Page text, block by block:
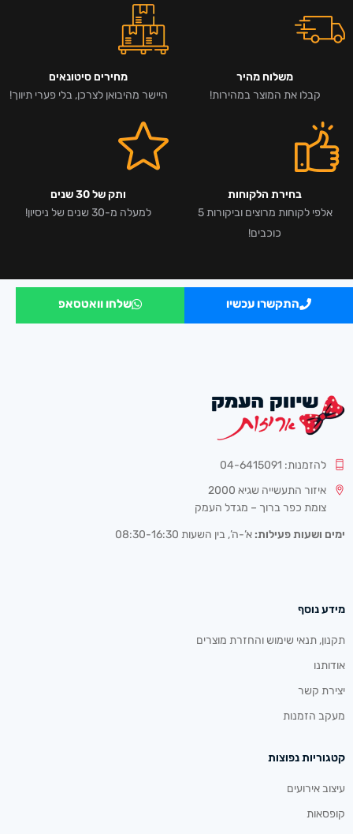
משלוח מהיר
קבלו את המוצר במהירות!
מחירים סיטונאים
היישר מהיבואן לצרכן, בלי פערי תיווך!
בחירת הלקוחות
אלפי לקוחות מרוצים וביקורות 5
כוכבים!
ותק של 30 שנים
למעלה מ-30 שנים של ניסיון!
התקשרו עכשיו שלחו וואטסאפ
להזמנות: 04-6415091
איזור התעשייה שגיא 2000
צומת כפר ברוך – מגדל העמק
ימים ושעות פעילות: א’-ה’, בין השעות 08:30-16:30
מידע נוסף
תקנון, תנאי שימוש והחזרת מוצרים
אודותנו
יצירת קשר
מעקב הזמנות
קטגוריות נפוצות
עיצוב אירועים
קופסאות